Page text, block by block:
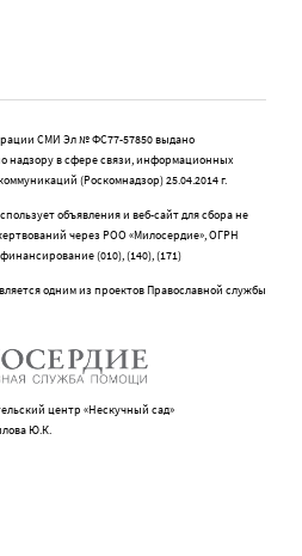
СМИ Эл № ФС77-57850 выдано
надзору в сфере связи, информационных
(Роскомнадзор) 25.04.2014 г.
объявления и веб-сайт для сбора не
через РОО «Милосердие», ОГРН
(010), (140), (171)
одним из проектов Православной службы
центр «Нескучный сад»
Ю.К.